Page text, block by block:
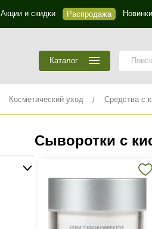
Акции и скидки Распродажа Новинки
Каталог
Косметический уход Средства с
Сыворотки с